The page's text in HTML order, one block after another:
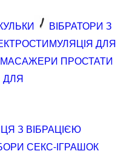
ВІБРАТОРИ З
ДЛЯ
МАСАЖЕРИ ПРОСТАТИ
ДЛЯ
З ВІБРАЦІЄЮ
СЕКС-ІГРАШОК